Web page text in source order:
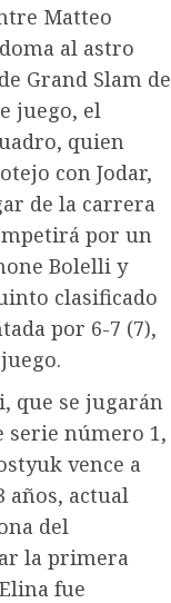
Matteo
al astro
Grand Slam de
juego, el
quien
con Jodar,
de la carrera
por un
Bolelli y
clasificado
por 6-7 (7),
que se jugarán
serie número 1,
vence a
años, actual
del
la primera
fue